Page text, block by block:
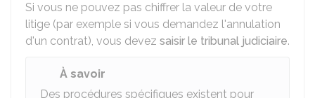
Si vous ne pouvez pas chiffrer la valeur de votre
litige (par exemple si vous demandez l'annulation
d'un contrat), vous devez saisir le tribunal judiciaire.
À savoir
Des procédures spécifiques existent pour